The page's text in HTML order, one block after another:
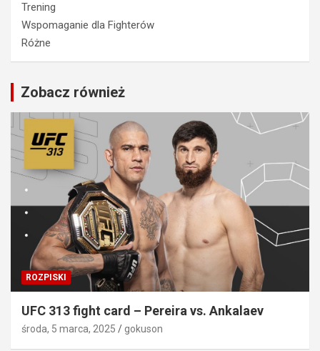
Trening
Wspomaganie dla Fighterów
Różne
Zobacz również
ROZPISKI
UFC 313 fight card – Pereira vs. Ankalaev
środa, 5 marca, 2025 gokuson